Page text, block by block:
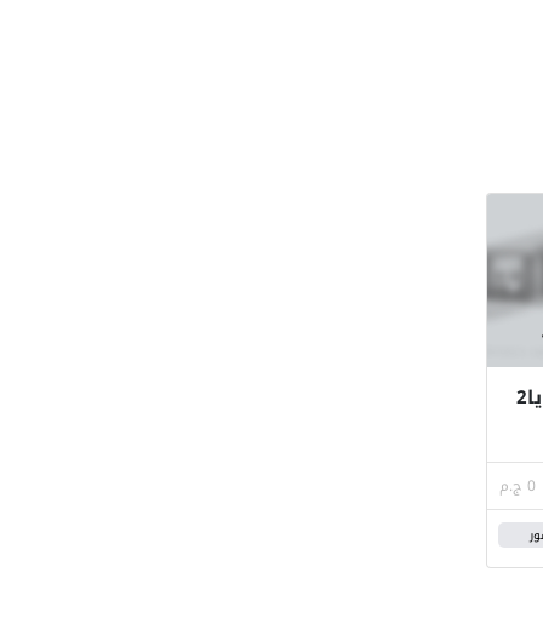
شقة 165م للبيع فى دى جويا2
0 ج.م